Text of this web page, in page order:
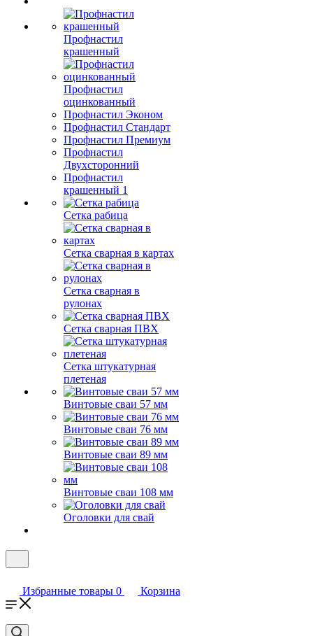
Профнастил
крашенный
Профнастил
оцинкованный
Профнастил Эконом
Профнастил Стандарт
Профнастил Премиум
Профнастил
Двухсторонний
Профнастил
крашенный 1
Сетка рабица
Сетка сварная в картах
Сетка сварная в
рулонах
Сетка сварная ПВХ
Сетка штукатурная
плетеная
Винтовые сваи 57 мм
Винтовые сваи 76 мм
Винтовые сваи 89 мм
Винтовые сваи 108 мм
Оголовки для свай
Избранные товары 0 Корзина